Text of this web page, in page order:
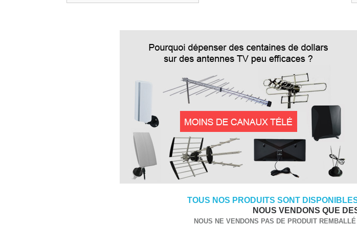
TOUS NOS PRODUITS SONT
NOUS VENDONS QUE
NOUS NE VENDONS PAS DE PRODUIT